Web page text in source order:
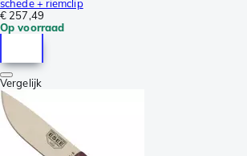
schede + riemclip
€ 257,49
Op voorraad
Vergelijk